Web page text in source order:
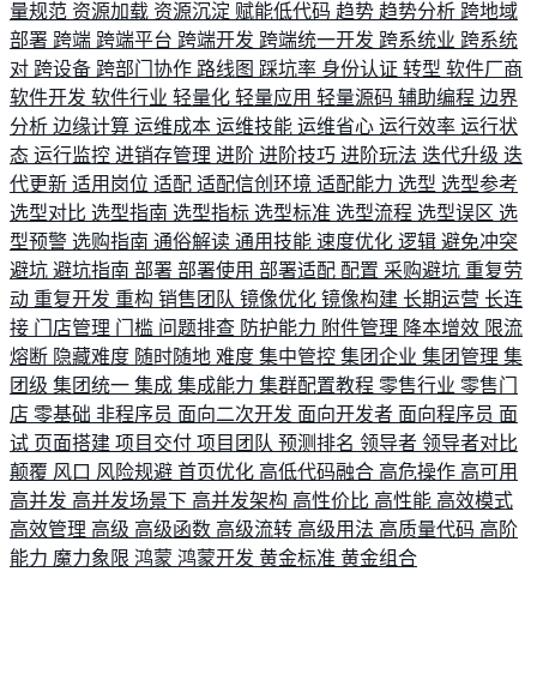
量规范 资源加载 资源沉淀 赋能低代码 趋势 趋势分析 跨地域
部署 跨端 跨端平台 跨端开发 跨端统一开发 跨系统业 跨系统
对 跨设备 跨部门协作 路线图 踩坑率 身份认证 转型 软件厂商
软件开发 软件行业 轻量化 轻量应用 轻量源码 辅助编程 边界
分析 边缘计算 运维成本 运维技能 运维省心 运行效率 运行状
态 运行监控 进销存管理 进阶 进阶技巧 进阶玩法 迭代升级 迭
代更新 适用岗位 适配 适配信创环境 适配能力 选型 选型参考
选型对比 选型指南 选型指标 选型标准 选型流程 选型误区 选
型预警 选购指南 通俗解读 通用技能 速度优化 逻辑 避免冲突
避坑 避坑指南 部署 部署使用 部署适配 配置 采购避坑 重复劳
动 重复开发 重构 销售团队 镜像优化 镜像构建 长期运营 长连
接 门店管理 门槛 问题排查 防护能力 附件管理 降本增效 限流
熔断 隐藏难度 随时随地 难度 集中管控 集团企业 集团管理 集
团级 集团统一 集成 集成能力 集群配置教程 零售行业 零售门
店 零基础 非程序员 面向二次开发 面向开发者 面向程序员 面
试 页面搭建 项目交付 项目团队 预测排名 领导者 领导者对比
颠覆 风口 风险规避 首页优化 高低代码融合 高危操作 高可用
高并发 高并发场景下 高并发架构 高性价比 高性能 高效模式
高效管理 高级 高级函数 高级流转 高级用法 高质量代码 高阶
能力 魔力象限 鸿蒙 鸿蒙开发 黄金标准 黄金组合